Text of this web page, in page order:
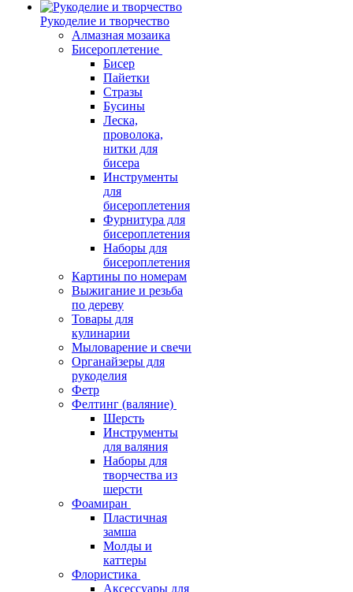
Рукоделие и творчество
Алмазная мозаика
Бисероплетение
Бисер
Пайетки
Стразы
Бусины
Леска,
проволока,
нитки для
бисера
Инструменты
для
бисероплетения
Фурнитура для
бисероплетения
Наборы для
бисероплетения
Картины по номерам
Выжигание и резьба
по дереву
Товары для
кулинарии
Мыловарение и свечи
Органайзеры для
рукоделия
Фетр
Фелтинг (валяние)
Шерсть
Инструменты
для валяния
Наборы для
творчества из
шерсти
Фоамиран
Пластичная
замша
Молды и
каттеры
Флористика
Аксессуары для